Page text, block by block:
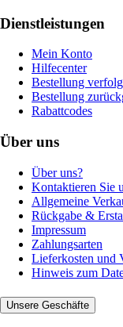
Dienstleistungen
Mein Konto
Hilfecenter
Bestellung
Bestellung
Rabattcodes
Über uns
Über uns?
Kontaktieren Sie
Allgemeine
Rückgabe &
Impressum
Zahlungsarten
Lieferkosten und
Hinweis zum
Unsere Geschäfte